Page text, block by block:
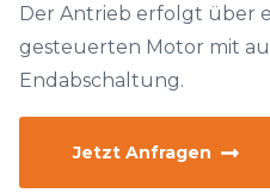
Der Antrieb erfolgt über
gesteuerten Motor mit
Endabschaltung.
Jetzt Anfragen